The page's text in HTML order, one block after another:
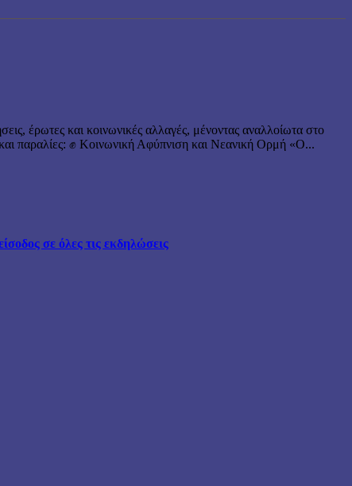
έρωτες και κοινωνικές αλλαγές, μένοντας αναλλοίωτα στο
παραλίες: ✊ Κοινωνική Αφύπνιση και Νεανική Ορμή «Ο...
σε όλες τις εκδηλώσεις